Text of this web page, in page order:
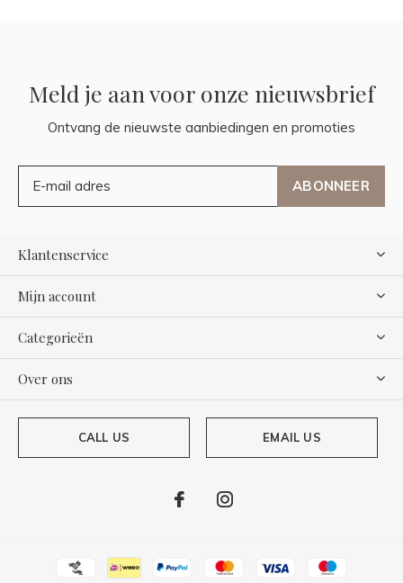
Meld je aan voor onze nieuwsbrief
Ontvang de nieuwste aanbiedingen en promoties
ABONNEER
Klantenservice
Mijn account
Categorieën
Over ons
CALL US EMAIL US